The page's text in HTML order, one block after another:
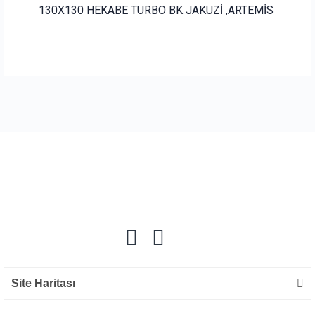
130X130 HEKABE TURBO BK JAKUZİ ,ARTEMİS
Site Haritası